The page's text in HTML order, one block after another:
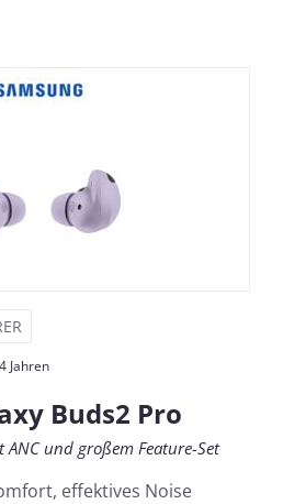
Jahren
Buds2 Pro
ANC und großem Feature-Set
effektives Noise